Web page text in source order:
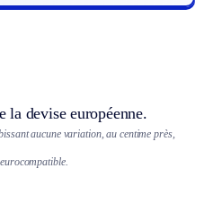
la devise européenne.
aucune variation, au centime près,